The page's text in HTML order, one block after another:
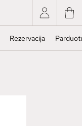
Rezervacija